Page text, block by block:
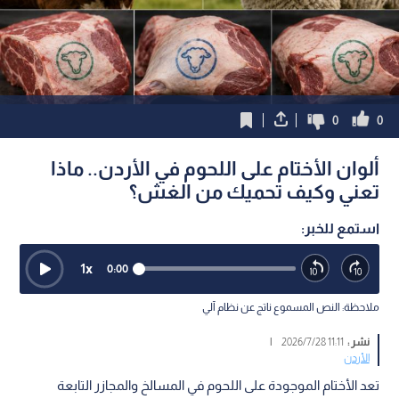
0
0
ألوان الأختام على اللحوم في الأردن.. ماذا
تعني وكيف تحميك من الغش؟
استمع للخبر:
0:00
1x
ملاحظة: النص المسموع ناتج عن نظام آلي
نشر : 11:11 2026/7/28
|
الأردن
تعد الأختام الموجودة على اللحوم في المسالخ والمجازر التابعة